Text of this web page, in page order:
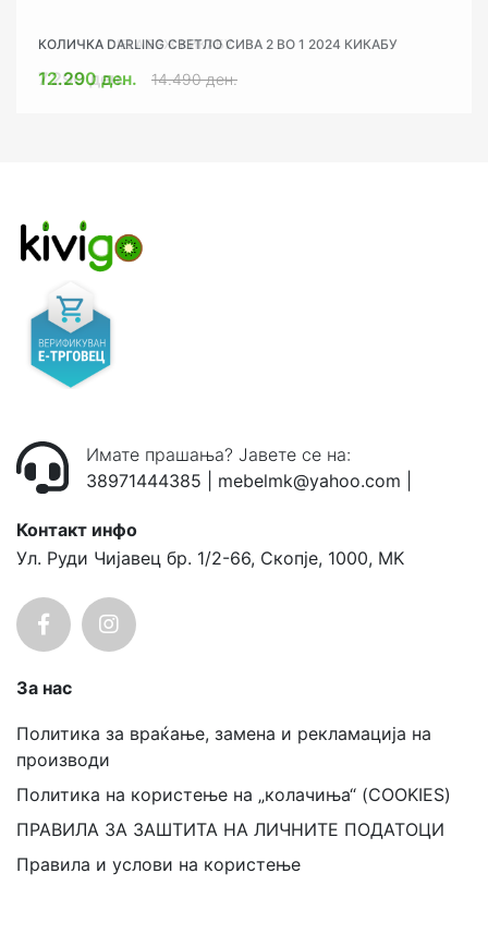
КОЛИЧКА CIELA БЕЖ КИКАБУ
7.290 ден.
КОЛИЧКА DARLING СВЕТЛО СИВА 2 ВО 1 2024 КИКАБУ
12.290 ден. 14.490 ден.
Имате прашања? Јавете се на:
38971444385
mebelmk@yahoo.com
Контакт инфо
Ул. Руди Чијавец бр. 1/2-66, Скопје, 1000, MK
За нас
Политика за враќање, замена и рекламација на
производи
Политика на користење на „колачиња“ (COOKIES)
ПРАВИЛА ЗА ЗАШТИТА НА ЛИЧНИТЕ ПОДАТОЦИ
Правила и услови на користење